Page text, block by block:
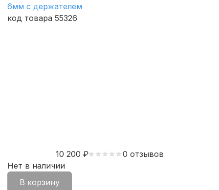
6мм с держателем
код товара 55326
10 200 ₽
0 отзывов
Нет в наличии
В корзину